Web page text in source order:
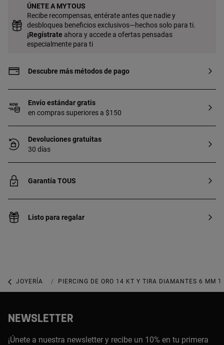
ÚNETE A MYTOUS
Recibe recompensas, entérate antes que nadie y
desbloquea beneficios exclusivos—hechos solo para ti.
¡Regístrate ahora y accede a ofertas pensadas
especialmente para ti
Descubre más métodos de pago
Envío estándar gratis
en compras superiores a $150
Devoluciones gratuitas
30 días
Garantía TOUS
Listo para regalar
JOYERÍA JOYAS DE ORO
PIERCING DE ORO 14 KT Y TIRA DIAMANTES 6 MM
NEWSLETTER
¡Únete a nuestra newsletter y recibe un 10% en tu primera